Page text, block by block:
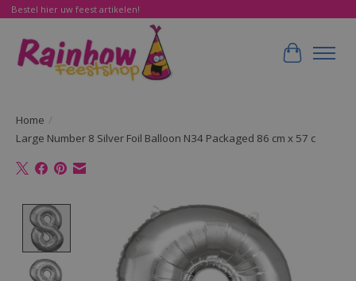
Bestel hier uw feest artikelen!
Home /
Large Number 8 Silver Foil Balloon N34 Packaged 86 cm x 57 c
Product image slideshow Items